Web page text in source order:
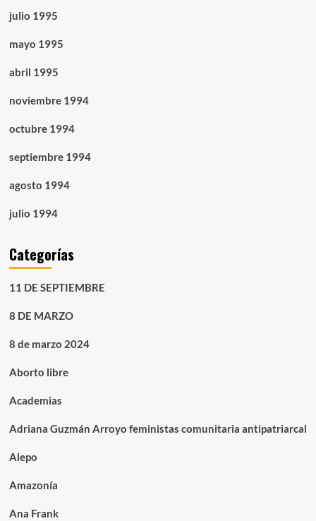
julio 1995
mayo 1995
abril 1995
noviembre 1994
octubre 1994
septiembre 1994
agosto 1994
julio 1994
Categorías
11 DE SEPTIEMBRE
8 DE MARZO
8 de marzo 2024
Aborto libre
Academias
Adriana Guzmán Arroyo feministas comunitaria antipatriarcal
Alepo
Amazonía
Ana Frank